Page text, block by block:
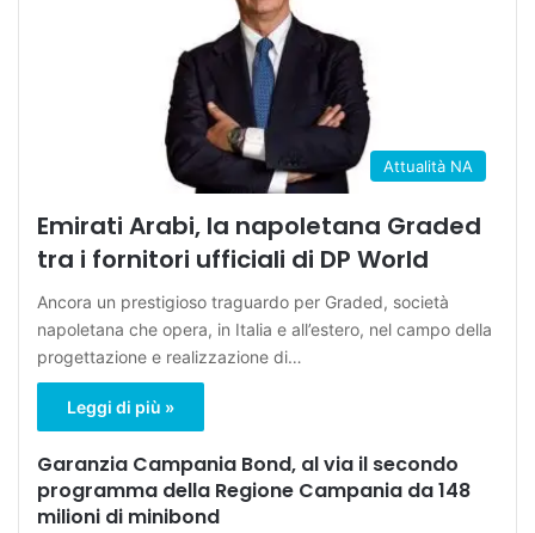
Attualità NA
Emirati Arabi, la napoletana Graded
tra i fornitori ufficiali di DP World
Ancora un prestigioso traguardo per Graded, società
napoletana che opera, in Italia e all’estero, nel campo della
progettazione e realizzazione di…
Leggi di più »
Garanzia Campania Bond, al via il secondo
programma della Regione Campania da 148
milioni di minibond